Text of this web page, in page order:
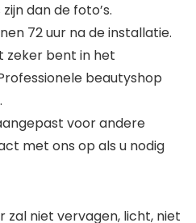
dan de foto’s.
72 uur na de installatie.
zeker bent in het
beautyshop
voor andere
met ons op als u nodig
zal niet vervagen, licht, niet